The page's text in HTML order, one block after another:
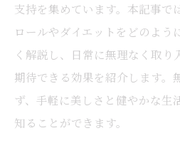
支持を集めています。本記事で
ロールやダイエットをどのよう
く解説し、日常に無理なく取り
期待できる効果を紹介します。
ず、手軽に美しさと健やかな生
知ることができます。